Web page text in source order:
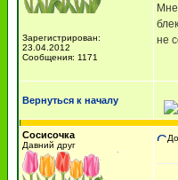
Зарегистрирован:
23.04.2012
Сообщения: 1171
не
Вернуться к началу
Сосисочка
Давний друг